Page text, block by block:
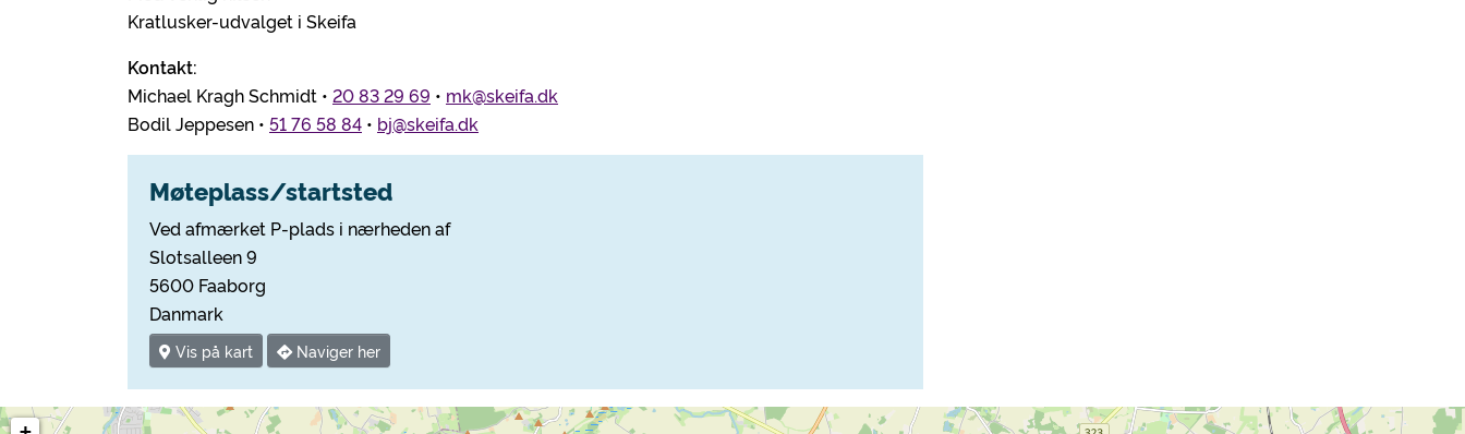
Kratlusker-udvalget i Skeifa
Kontakt:
Michael Kragh Schmidt • 20 83 29 69 • mk@skeifa.dk
Bodil Jeppesen • 51 76 58 84 • bj@skeifa.dk
Møteplass/startsted
Ved afmærket P-plads i nærheden af
Slotsalleen 9
5600 Faaborg
Danmark
Vis på kart Naviger her